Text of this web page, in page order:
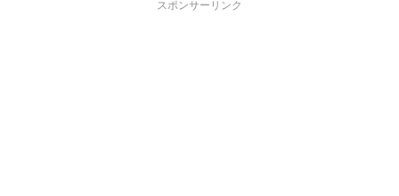
スポンサーリンク